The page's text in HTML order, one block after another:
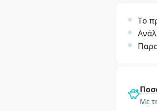
Το
Με